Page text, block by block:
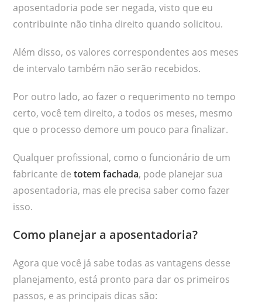
aposentadoria pode ser negada, visto que eu
contribuinte não tinha direito quando solicitou.
Além disso, os valores correspondentes aos meses
de intervalo também não serão recebidos.
Por outro lado, ao fazer o requerimento no tempo
certo, você tem direito, a todos os meses, mesmo
que o processo demore um pouco para finalizar.
Qualquer profissional, como o funcionário de um
fabricante detotem fachada, pode planejar sua
aposentadoria, mas ele precisa saber como fazer
isso.
Como planejar a aposentadoria?
Agora que você já sabe todas as vantagens desse
planejamento, está pronto para dar os primeiros
passos, e as principais dicas são: